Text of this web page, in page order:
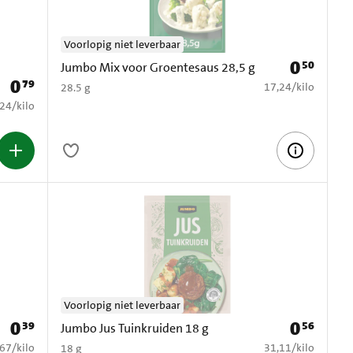
Prijs: € 0,79
079
per kilo
/kilo
Jumbo Mix voor Groentesaus 28,5 g
28.5 g
Voorlopig niet leverbaar
Prijs: € 0,50
050
€ 17,24 per kilo
17,24/kilo
Prijs: € 0,39
039
per kilo
/kilo
Jumbo Jus Tuinkruiden 18 g
18 g
Voorlopig niet leverbaar
Prijs: € 0,56
056
€ 31,11 per kilo
31,11/kilo